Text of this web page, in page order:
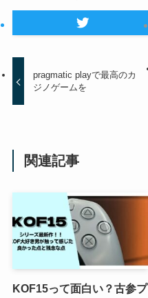
pragmatic playで最高のカ
ジノゲームを
関連記事
KOF15って面白い？古参プ